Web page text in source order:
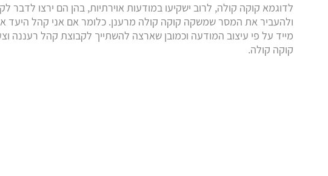
שלח
לנו
אימייל!
לדוגמא קוקה קולה, לרוב ישקיעו במודעות אוירתיות, בהן הם ירצו לדבר
ולהעביר את המסר שמשקה קוקה קולה מרענן. כלומר אם אני קהל היעד
מייד על פי עיצוב המודעה וכמובן שארצה להשתייך לקבוצת קהל רעננה
קוקה קולה.